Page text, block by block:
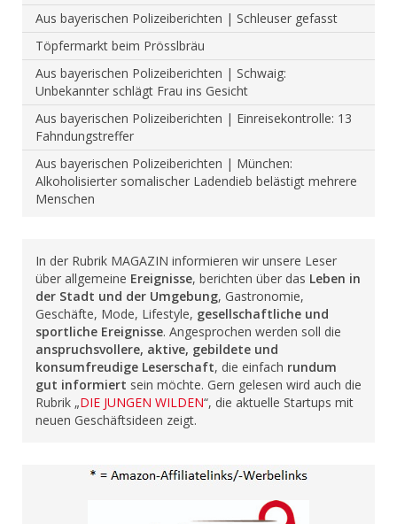
Aus bayerischen Polizeiberichten | Schleuser gefasst
Töpfermarkt beim Prösslbräu
Aus bayerischen Polizeiberichten | Schwaig:
Unbekannter schlägt Frau ins Gesicht
Aus bayerischen Polizeiberichten | Einreisekontrolle: 13
Fahndungstreffer
Aus bayerischen Polizeiberichten | München:
Alkoholisierter somalischer Ladendieb belästigt mehrere
Menschen
In der Rubrik MAGAZIN informieren wir unsere Leser
über allgemeine Ereignisse, berichten über das Leben in
der Stadt und der Umgebung, Gastronomie,
Geschäfte, Mode, Lifestyle, gesellschaftliche und
sportliche Ereignisse. Angesprochen werden soll die
anspruchsvollere, aktive, gebildete und
konsumfreudige Leserschaft, die einfach rundum
gut informiert sein möchte. Gern gelesen wird auch die
Rubrik „DIE JUNGEN WILDEN“, die aktuelle Startups mit
neuen Geschäftsideen zeigt.